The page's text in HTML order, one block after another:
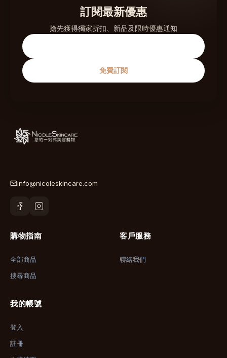
訂閱最新優惠
搶先獲得獨家折扣、新品及限時優惠通知
免費訂閱
info@nicoleskincare.com
購物指南
全部商品
搜尋商品
客戶服務
聯絡我們
我的帳號
登入
註冊